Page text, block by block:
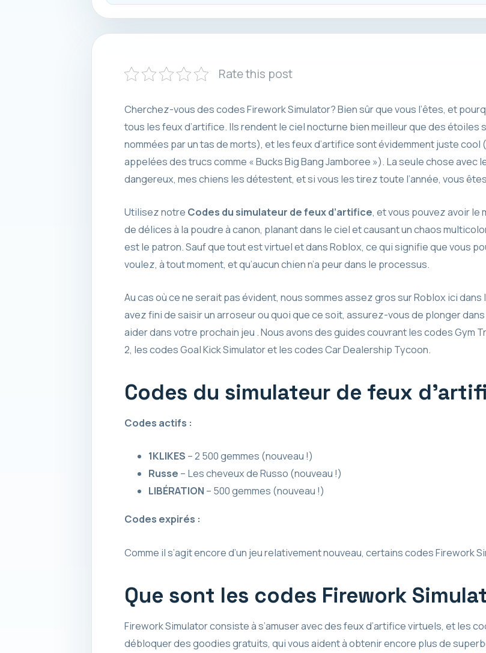
Rate this post
Cherchez-vous des codes Firework Simulator? Bien sûr que vous l’êtes, et
tous les feux d’artifice. Ils rendent le ciel nocturne bien meilleur que des
nommées par un tas de morts), et les feux d’artifice sont évidemment juste
appelées des trucs comme « Bucks Big Bang Jamboree »). La seule chose avec
dangereux, mes chiens les détestent, et si vous les tirez toute l’année, vous
Utilisez notre Codes du simulateur de feux d’artifice, et vous pouvez avoir le
de délices à la poudre à canon, planant dans le ciel et causant un chaos
est le patron. Sauf que tout est virtuel et dans Roblox, ce qui signifie que vous
voulez, à tout moment, et qu’aucun chien n’a peur dans le processus.
Au cas où ce ne serait pas évident, nous sommes assez gros sur Roblox ici
avez fini de saisir un arroseur ou quoi que ce soit, assurez-vous de plonger
aider dans votre prochain jeu . Nous avons des guides couvrant les codes Gym
2, les codes Goal Kick Simulator et les codes Car Dealership Tycoon.
Codes du simulateur de feux
Codes actifs :
1KLIKES – 2 500 gemmes (nouveau !)
Russe – Les cheveux de Russo (nouveau !)
LIBÉRATION – 500 gemmes (nouveau !)
Codes expirés :
Comme il s’agit encore d’un jeu relativement nouveau, certains codes Firework
Que sont les codes Firework
Firework Simulator consiste à s’amuser avec des feux d’artifice virtuels, et les
débloquer des goodies gratuits, qui vous aident à obtenir encore plus de